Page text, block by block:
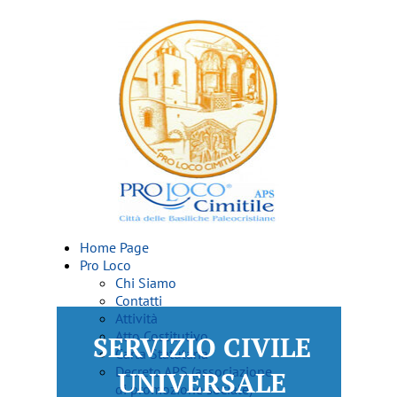
SERVIZIO CIVILE
UNIVERSALE
Home Page
Pro Loco
Chi Siamo
Contatti
Attività
Atto Costitutivo
Carta Statutaria
Decreto APS (associazione
di promozione sociale)